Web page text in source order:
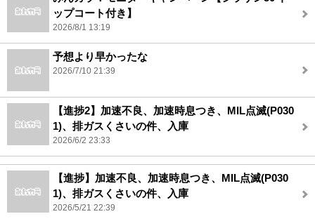
ップコート付き】
2026/8/1 13:19
予想より早かったな
2026/7/10 21:39
【進捗2】加速不良、加速時息つき、MIL点滅(P030
1)、排ガスくさいの件、入庫
2026/6/2 23:33
【進捗】加速不良、加速時息つき、MIL点滅(P030
1)、排ガスくさいの件、入庫
2026/5/21 22:39